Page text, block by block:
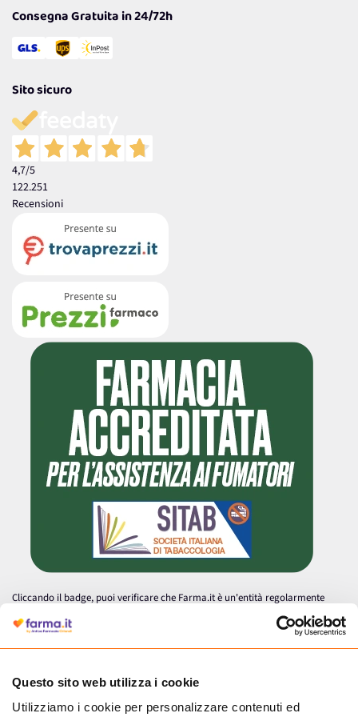
Questo sito web utilizza i cookie
Utilizziamo i cookie per personalizzare contenuti ed
Consegna Gratuita in 24/72h
Sito sicuro
4,7/5
122.251
Recensioni
Cliccando il badge, puoi verificare che Farma.it è un'entità regolarmente
autorizzata dal Ministero della Salute a effettuare la vendita online di
medicinali.